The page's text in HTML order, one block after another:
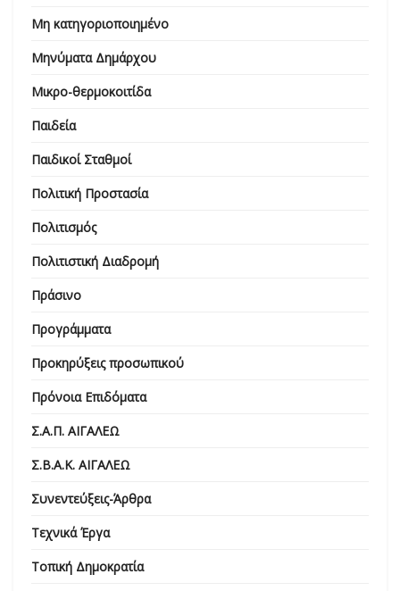
Μη κατηγοριοποιημένο
Μηνύματα Δημάρχου
Μικρο-θερμοκοιτίδα
Παιδεία
Παιδικοί Σταθμοί
Πολιτική Προστασία
Πολιτισμός
Πολιτιστική Διαδρομή
Πράσινο
Προγράμματα
Προκηρύξεις προσωπικού
Πρόνοια Επιδόματα
Σ.Α.Π. ΑΙΓΑΛΕΩ
Σ.Β.Α.Κ. ΑΙΓΑΛΕΩ
Συνεντεύξεις-Άρθρα
Τεχνικά Έργα
Τοπική Δημοκρατία